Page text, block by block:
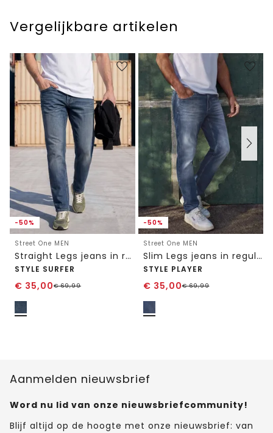
Vergelijkbare artikelen
-50%
Street One MEN
Straight Legs jeans in regular fit
STYLE SURFER
€ 35,00€69,99
-50%
Street One MEN
Slim Legs jeans in regular fit
STYLE PLAYER
€ 35,00€69,99
Aanmelden nieuwsbrief
Word nu lid van onze nieuwsbriefcommunity!
Blijf altijd op de hoogte met onze nieuwsbrief: van